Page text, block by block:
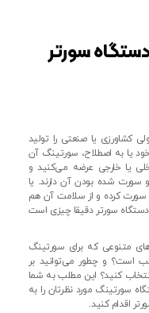
سورتر
کشاورزی یا صنعتی را تولید
یا به اصطلاح، سورتینگ آن
یا خارجی عرضه می‌کنید و
شده بودن آن دارند. یا
سورت کرده و از سلامت آن هم
سورتر دقیقا چیزی است
متنوعی که برای سورتینگ
است؟ و چطور می‌توانید بر
کنید؟ این مطلب به شما
سورتینگ مورد نظرتان را به
اقدام کنید.